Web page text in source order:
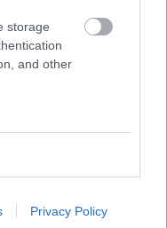
storage
and other
Privacy Policy
1.000 ημερών – Τι